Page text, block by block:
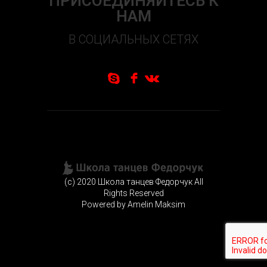
НАМ
В СОЦИАЛЬНЫХ СЕТЯХ
S f N
(c) 2020 Школа танцев Федорчук All
Rights Reserved
Powered by Amelin Maksim